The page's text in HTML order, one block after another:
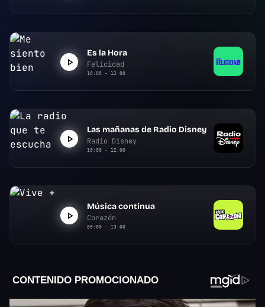
Es la Hora
Felicidad
10:00 - 12:00
Las mañanas de Radio Disney
Radio Disney
10:00 - 12:00
Música continua
Corazón
00:00 - 13:00